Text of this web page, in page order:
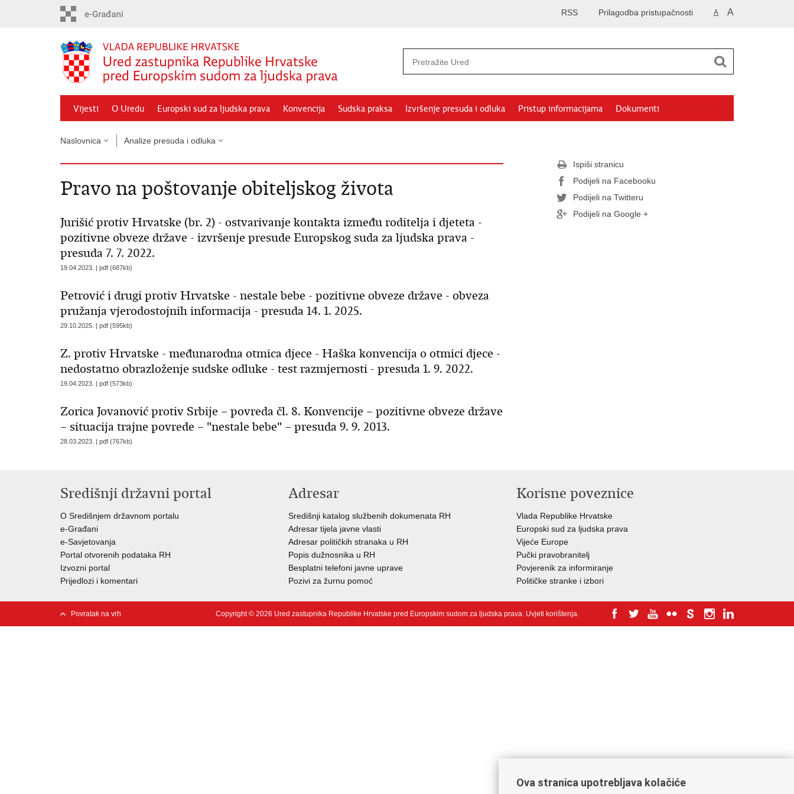
A A
Prilagodba pristupačnosti
RSS
Vijesti O Uredu Europski sud za ljudska prava Konvencija Sudska praksa Izvršenje presuda i odluka Pristup informacijama Dokumenti
Naslovnica Analize presuda i odluka
Pravo na poštovanje obiteljskog života
Jurišić protiv Hrvatske (br. 2) - ostvarivanje kontakta između roditelja i djeteta -
pozitivne obveze države - izvršenje presude Europskog suda za ljudska prava -
presuda 7. 7. 2022.
19.04.2023. | pdf (687kb)
Petrović i drugi protiv Hrvatske - nestale bebe - pozitivne obveze države - obveza
pružanja vjerodostojnih informacija - presuda 14. 1. 2025.
29.10.2025. | pdf (595kb)
Z. protiv Hrvatske - međunarodna otmica djece - Haška konvencija o otmici djece -
nedostatno obrazloženje sudske odluke - test razmjernosti - presuda 1. 9. 2022.
19.04.2023. | pdf (573kb)
Zorica Jovanović protiv Srbije – povreda čl. 8. Konvencije – pozitivne obveze države
– situacija trajne povrede – "nestale bebe" – presuda 9. 9. 2013.
28.03.2023. | pdf (767kb)
Ispiši stranicu
Podijeli na Facebooku
Podijeli na Twitteru
Podijeli na Google +
Središnji državni portal
O Središnjem državnom portalu
e-Građani
e-Savjetovanja
Portal otvorenih podataka RH
Izvozni portal
Prijedlozi i komentari
Adresar
Središnji katalog službenih dokumenata RH
Adresar tijela javne vlasti
Adresar političkih stranaka u RH
Popis dužnosnika u RH
Besplatni telefoni javne uprave
Pozivi za žurnu pomoć
Korisne poveznice
Vlada Republike Hrvatske
Europski sud za ljudska prava
Vijeće Europe
Pučki pravobranitelj
Povjerenik za informiranje
Političke stranke i izbori
Povratak na vrh Copyright © 2026 Ured zastupnika Republike Hrvatske pred Europskim sudom za ljudska prava. Uvjeti korištenja.
Ova stranica upotrebljava kolačiće